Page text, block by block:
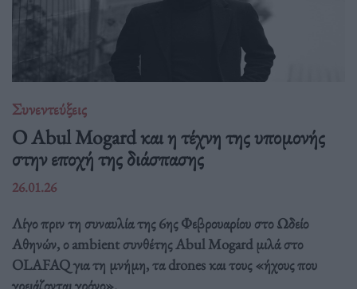
Συνεντεύξεις
Ο Abul Mogard και η τέχνη της υπομονής
στην εποχή της διάσπασης
26.01.26
Λίγο πριν τη συναυλία της 6ης Φεβρουαρίου στο Ωδείο
Αθηνών, ο ambient συνθέτης Abul Mogard μιλά στο
OLAFAQ για τη μνήμη, τα drones και τους «ήχους που